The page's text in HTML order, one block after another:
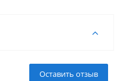
Оставить отзыв